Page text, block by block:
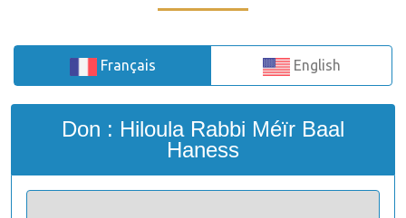
Français English
Don : Hiloula Rabbi Méïr Baal
Haness